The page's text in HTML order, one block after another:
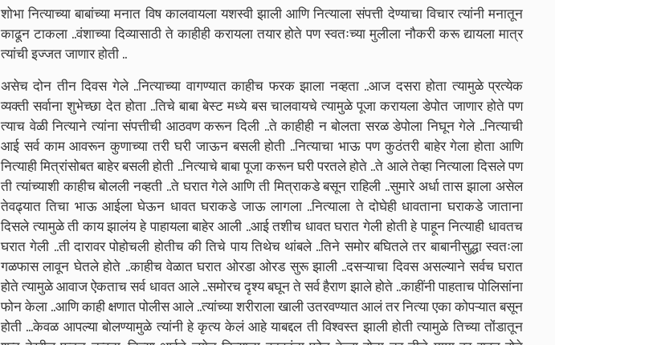
शोभा नित्याच्या बाबांच्या मनात विष कालवायला यशस्वी झाली आणि नित्याला संपत्ती देण्याचा विचार त्यांनी मनातून
काढून टाकला ..वंशाच्या दिव्यासाठी ते काहीही करायला तयार होते पण स्वतःच्या मुलीला नौकरी करू द्यायला मात्र
त्यांची इज्जत जाणार होती ..
असेच दोन तीन दिवस गेले ..नित्याच्या वागण्यात काहीच फरक झाला नव्हता ..आज दसरा होता त्यामुळे प्रत्येक
व्यक्ती सर्वाना शुभेच्छा देत होता ..तिचे बाबा बेस्ट मध्ये बस चालवायचे त्यामुळे पूजा करायला डेपोत जाणार होते पण
त्याच वेळी नित्याने त्यांना संपत्तीची आठवण करून दिली ..ते काहीही न बोलता सरळ डेपोला निघून गेले ..नित्याची
आई सर्व काम आवरून कुणाच्या तरी घरी जाऊन बसली होती ..नित्याचा भाऊ पण कुठंतरी बाहेर गेला होता आणि
नित्याही मित्रांसोबत बाहेर बसली होती ..नित्याचे बाबा पूजा करून घरी परतले होते ..ते आले तेव्हा नित्याला दिसले पण
ती त्यांच्याशी काहीच बोलली नव्हती ..ते घरात गेले आणि ती मित्राकडे बसून राहिली ..सुमारे अर्धा तास झाला असेल
तेवढ्यात तिचा भाऊ आईला घेऊन धावत घराकडे जाऊ लागला ..नित्याला ते दोघेही धावताना घराकडे जाताना
दिसले त्यामुळे ती काय झालंय हे पाहायला बाहेर आली ..आई तशीच धावत घरात गेली होती हे पाहून नित्याही धावतच
घरात गेली ..ती दारावर पोहोचली होतीच की तिचे पाय तिथेच थांबले ..तिने समोर बघितले तर बाबानीसुद्धा स्वतःला
गळफास लावून घेतले होते ..काहीच वेळात घरात ओरडा ओरड सुरू झाली ..दसऱ्याचा दिवस असल्याने सर्वच घरात
होते त्यामुळे आवाज ऐकताच सर्व धावत आले ..समोरच दृश्य बघून ते सर्व हैराण झाले होते ..काहींनी पाहताच पोलिसांना
फोन केला ..आणि काही क्षणात पोलीस आले ..त्यांच्या शरीराला खाली उतरवण्यात आलं तर नित्या एका कोपऱ्यात बसून
होती ...केवळ आपल्या बोलण्यामुळे त्यांनी हे कृत्य केलं आहे याबद्दल ती विश्वस्त झाली होती त्यामुळे तिच्या तोंडातून